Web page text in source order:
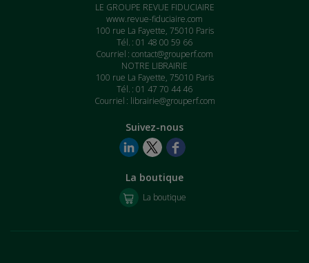
LE GROUPE REVUE FIDUCIAIRE
www.revue-fiduciaire.com
100 rue La Fayette, 75010 Paris
Tél. : 01 48 00 59 66
Courriel : contact@grouperf.com
NOTRE LIBRAIRIE
100 rue La Fayette, 75010 Paris
Tél. : 01 47 70 44 46
Courriel : librairie@grouperf.com
Suivez-nous
La boutique
La boutique